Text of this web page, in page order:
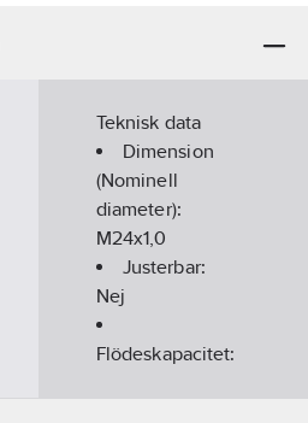
Teknisk data
Dimension
(Nominell
diameter):
M24x1,0
Justerbar:
Nej
Flödeskapacitet: